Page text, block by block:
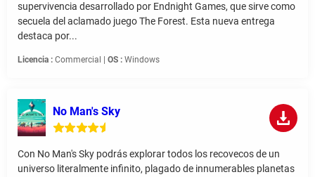
supervivencia desarrollado por Endnight Games, que sirve como
secuela del aclamado juego The Forest. Esta nueva entrega
destaca por...
Licencia : Commercial | OS : Windows
No Man's Sky
Con No Man's Sky podrás explorar todos los recovecos de un
universo literalmente infinito, plagado de innumerables planetas